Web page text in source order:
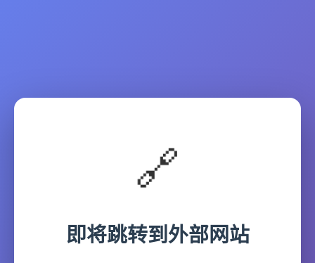
🔗
即将跳转到外部网站